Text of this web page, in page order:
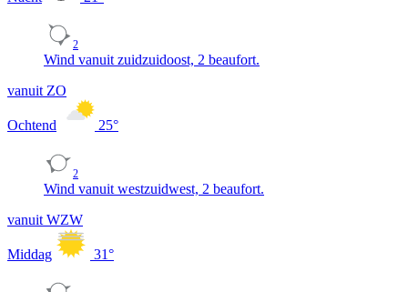
2
Wind vanuit zuidzuidoost, 2 beaufort.
vanuit ZO
Ochtend 25°
2
Wind vanuit westzuidwest, 2 beaufort.
vanuit WZW
Middag 31°